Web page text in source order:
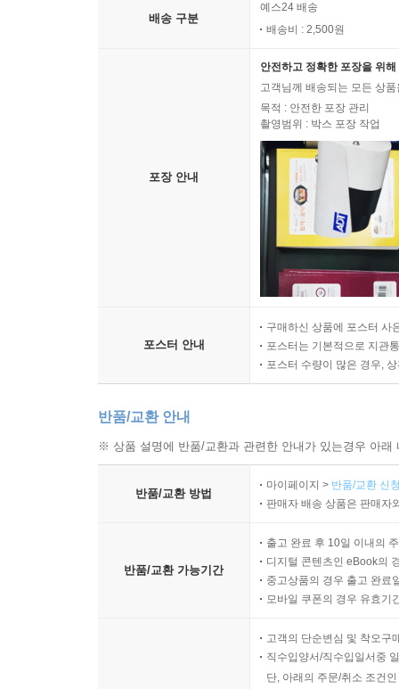
배송 구분
예스24 배송
배송비 : 2,500원
포장 안내
안전하고 정확한 포장을 위
고객님께 배송되는 모든 상
목적 : 안전한 포장 관리
촬영범위 : 박스 포장 작업
포스터 안내
구매하신 상품에 포스터 사
포스터는 기본적으로 지관
포스터 수량이 많은 경우,
반품/교환 안내
※ 상품 설명에 반품/교환과 관련한 안내가 있는경우 아
반품/교환 방법
마이페이지 > 반품/교환 신
판매자 배송 상품은 판매자
반품/교환 가능기간
출고 완료 후 10일 이내의
디지털 콘텐츠인 eBook의
중고상품의 경우 출고 완료
모바일 쿠폰의 경우 유효기
고객의 단순변심 및 착오구
직수입양서/직수입일서중
단, 아래의 주문/취소 조건